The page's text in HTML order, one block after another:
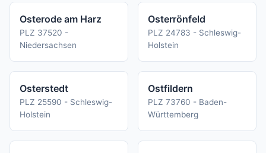
Osterode am Harz
PLZ 37520 -
Niedersachsen
Osterrönfeld
PLZ 24783 - Schleswig-
Holstein
Osterstedt
PLZ 25590 - Schleswig-
Holstein
Ostfildern
PLZ 73760 - Baden-
Württemberg